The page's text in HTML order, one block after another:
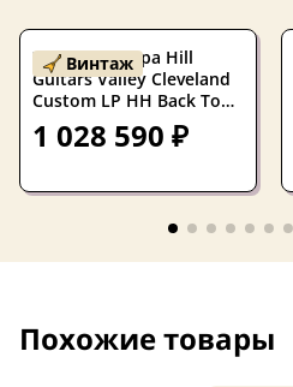
Винтаж
Электрогитара Hill
Guitars Valley Cleveland
Custom LP HH Back To
The Future w/case USA
2008
1 028 590 ₽
Похожие товары